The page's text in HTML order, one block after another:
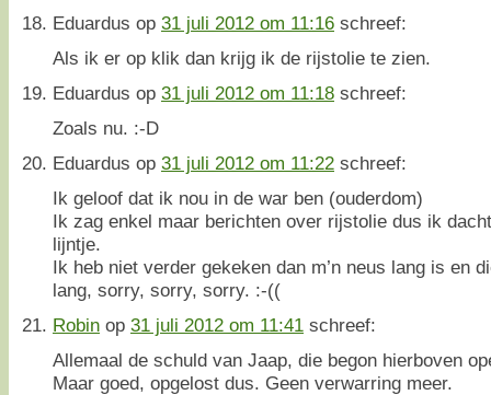
Eduardus op 31 juli 2012 om 11:16 schreef:
Als ik er op klik dan krijg ik de rijstolie te zien.
Eduardus op 31 juli 2012 om 11:18 schreef:
Zoals nu. :-D
Eduardus op 31 juli 2012 om 11:22 schreef:
Ik geloof dat ik nou in de war ben (ouderdom)
Ik zag enkel maar berichten over rijstolie dus ik
lijntje.
Ik heb niet verder gekeken dan m’n neus lang is en
lang, sorry, sorry, sorry. :-((
Robin op 31 juli 2012 om 11:41 schreef:
Allemaal de schuld van Jaap, die begon hierboven
Maar goed, opgelost dus. Geen verwarring meer.